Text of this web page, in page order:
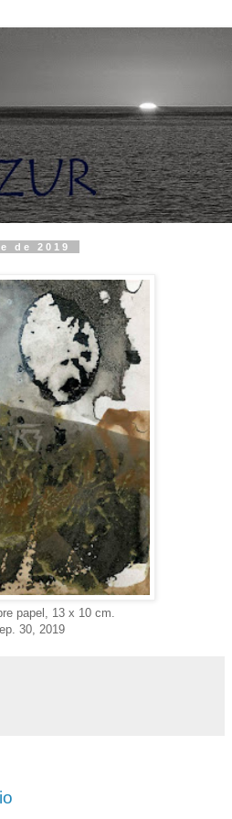
de 2019
papel, 13 x 10 cm.
30, 2019